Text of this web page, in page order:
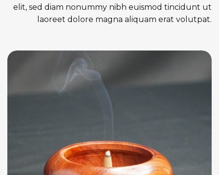
elit, sed diam nonummy nibh euismod tincidunt ut
laoreet dolore magna aliquam erat volutpat.